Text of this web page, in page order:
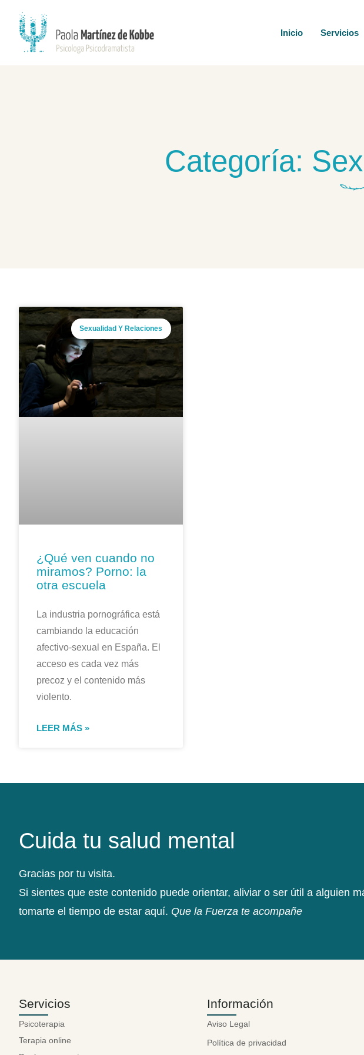
Inicio Servicios
Categoría:
Sexualidad Y Relaciones
¿Qué ven cuando no
miramos? Porno: la
otra escuela
La industria pornográfica está
cambiando la educación
afectivo-sexual en España. El
acceso es cada vez más
precoz y el contenido más
violento.
LEER MÁS »
Cuida tu salud mental
Gracias por tu visita.
Si sientes que este contenido puede orientar, aliviar o ser útil a alguien
tomarte el tiempo de estar aquí. Que la Fuerza te acompañe
Servicios
Psicoterapia
Terapia online
Información
Aviso Legal
Política de privacidad